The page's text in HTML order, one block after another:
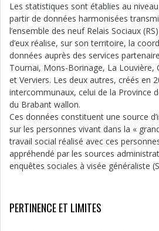
Les statistiques sont établies au niveau
partir de données harmonisées
l’ensemble des neuf Relais Sociaux
d’eux réalise, sur son territoire, la
données auprès des services
Tournai, Mons-Borinage, La Louvière,
et Verviers. Les deux autres, créés en
intercommunaux, celui de la Province
du Brabant wallon.
Ces données constituent une source
sur les personnes vivant dans la «
travail social réalisé avec ces
appréhendé par les sources
enquêtes sociales à visée généraliste
PERTINENCE ET LIMITES